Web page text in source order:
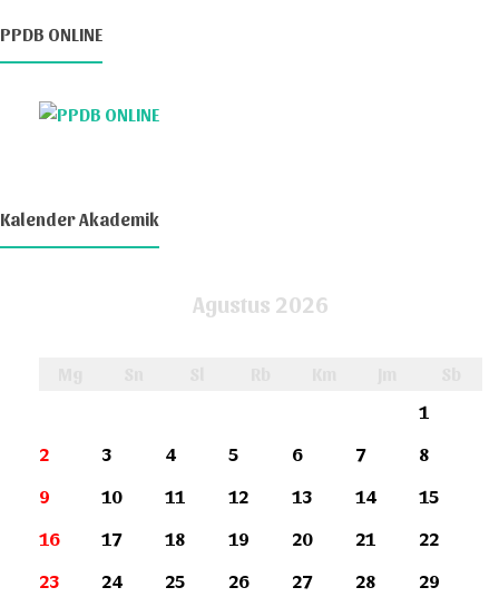
PPDB ONLINE
Kalender Akademik
Agustus 2026
1
2
3 4 5 6 7
8
9
10 11 12 13 14
15
16
17 18 19 20 21
22
23
24 25 26 27 28
29